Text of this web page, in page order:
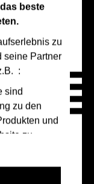
beste
zu
seine Partner
:
sind
zu den
und
zu
sichern.
der
nicht